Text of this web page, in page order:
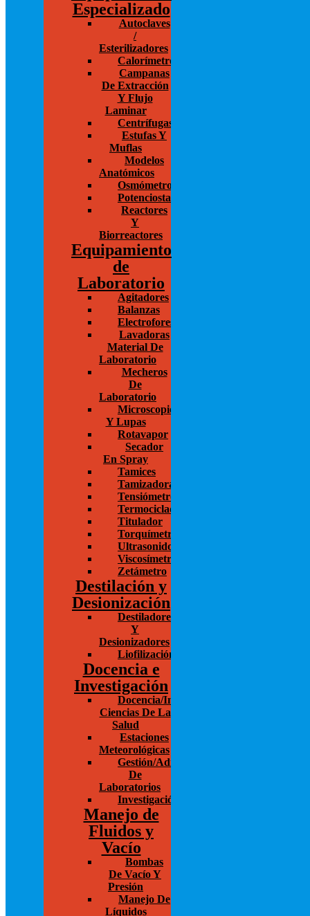
Especializado
Autoclaves
/
Esterilizadores
Calorímetros
Campanas
De Extracción
Y Flujo
Laminar
Centrífugas
Estufas Y
Muflas
Modelos
Anatómicos
Osmómetros
Potenciostato
Reactores
Y
Biorreactores
Equipamiento
de
Laboratorio
Agitadores
Balanzas
Electroforesis
Lavadoras
Material De
Laboratorio
Mecheros
De
Laboratorio
Microscopios
Y Lupas
Rotavapor
Secador
En Spray
Tamices
Tamizadoras
Tensiómetros
Termocicladores
Titulador
Torquímetros
Ultrasonido
Viscosímetros
Zetámetro
Destilación y
Desionización
Destiladores
Y
Desionizadores
Liofilización/Concentración
Docencia e
Investigación
Docencia/Investigación
Ciencias De La
Salud
Estaciones
Meteorológicas
Gestión/Administración
De
Laboratorios
Investigación
Manejo de
Fluidos y
Vacío
Bombas
De Vacío Y
Presión
Manejo De
Líquidos